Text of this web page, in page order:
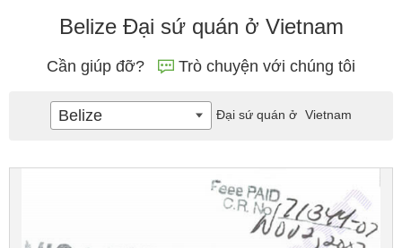
Belize Đại sứ quán ở Vietnam
Cần giúp đỡ? Trò chuyện với chúng tôi
Belize Đại sứ quán ở Vietnam